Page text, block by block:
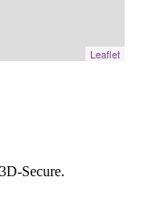
Leaflet
Secure.